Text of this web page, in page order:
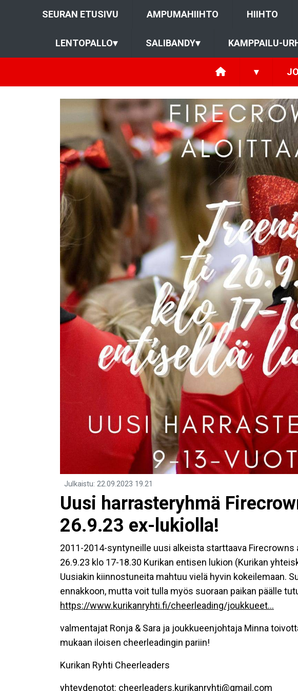
SEURAN ETUSIVU AMPUMAHIIHTO HIIHTO
LENTOPALLO▾ SALIBANDY▾ KAMPPAILU-
▾
Julkaistu: 22.09.2023 19.21
Uusi harrasteryhmä
26.9.23 ex-lukiolla!
2011-2014-syntyneille uusi alkeista starttaava
26.9.23 klo 17-18.30 Kurikan entisen lukion (Kurikan
Uusiakin kiinnostuneita mahtuu vielä hyvin kokeilemaan.
ennakkoon, mutta voit tulla myös suoraan paikan päälle
https://www.kurikanryhti.fi/cheerleading/joukkueet...
valmentajat Ronja & Sara ja joukkueenjohtaja Minna
mukaan iloisen cheerleadingin pariin!
Kurikan Ryhti Cheerleaders
yhteydenotot: cheerleaders.kurikanryhti@gmail.com